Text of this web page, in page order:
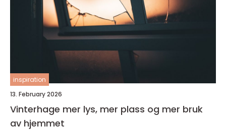
inspiration
13. February 2026
Vinterhage mer lys, mer plass og mer bruk
av hjemmet